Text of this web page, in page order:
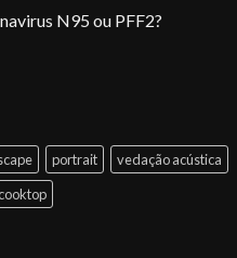
N95 ou PFF2?
portrait
vedação acústica